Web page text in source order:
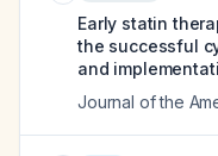
Early statin
the successful
and
Journal of the